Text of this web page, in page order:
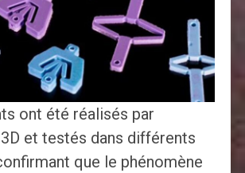
ont été réalisés par
et testés dans différents
que le phénomène